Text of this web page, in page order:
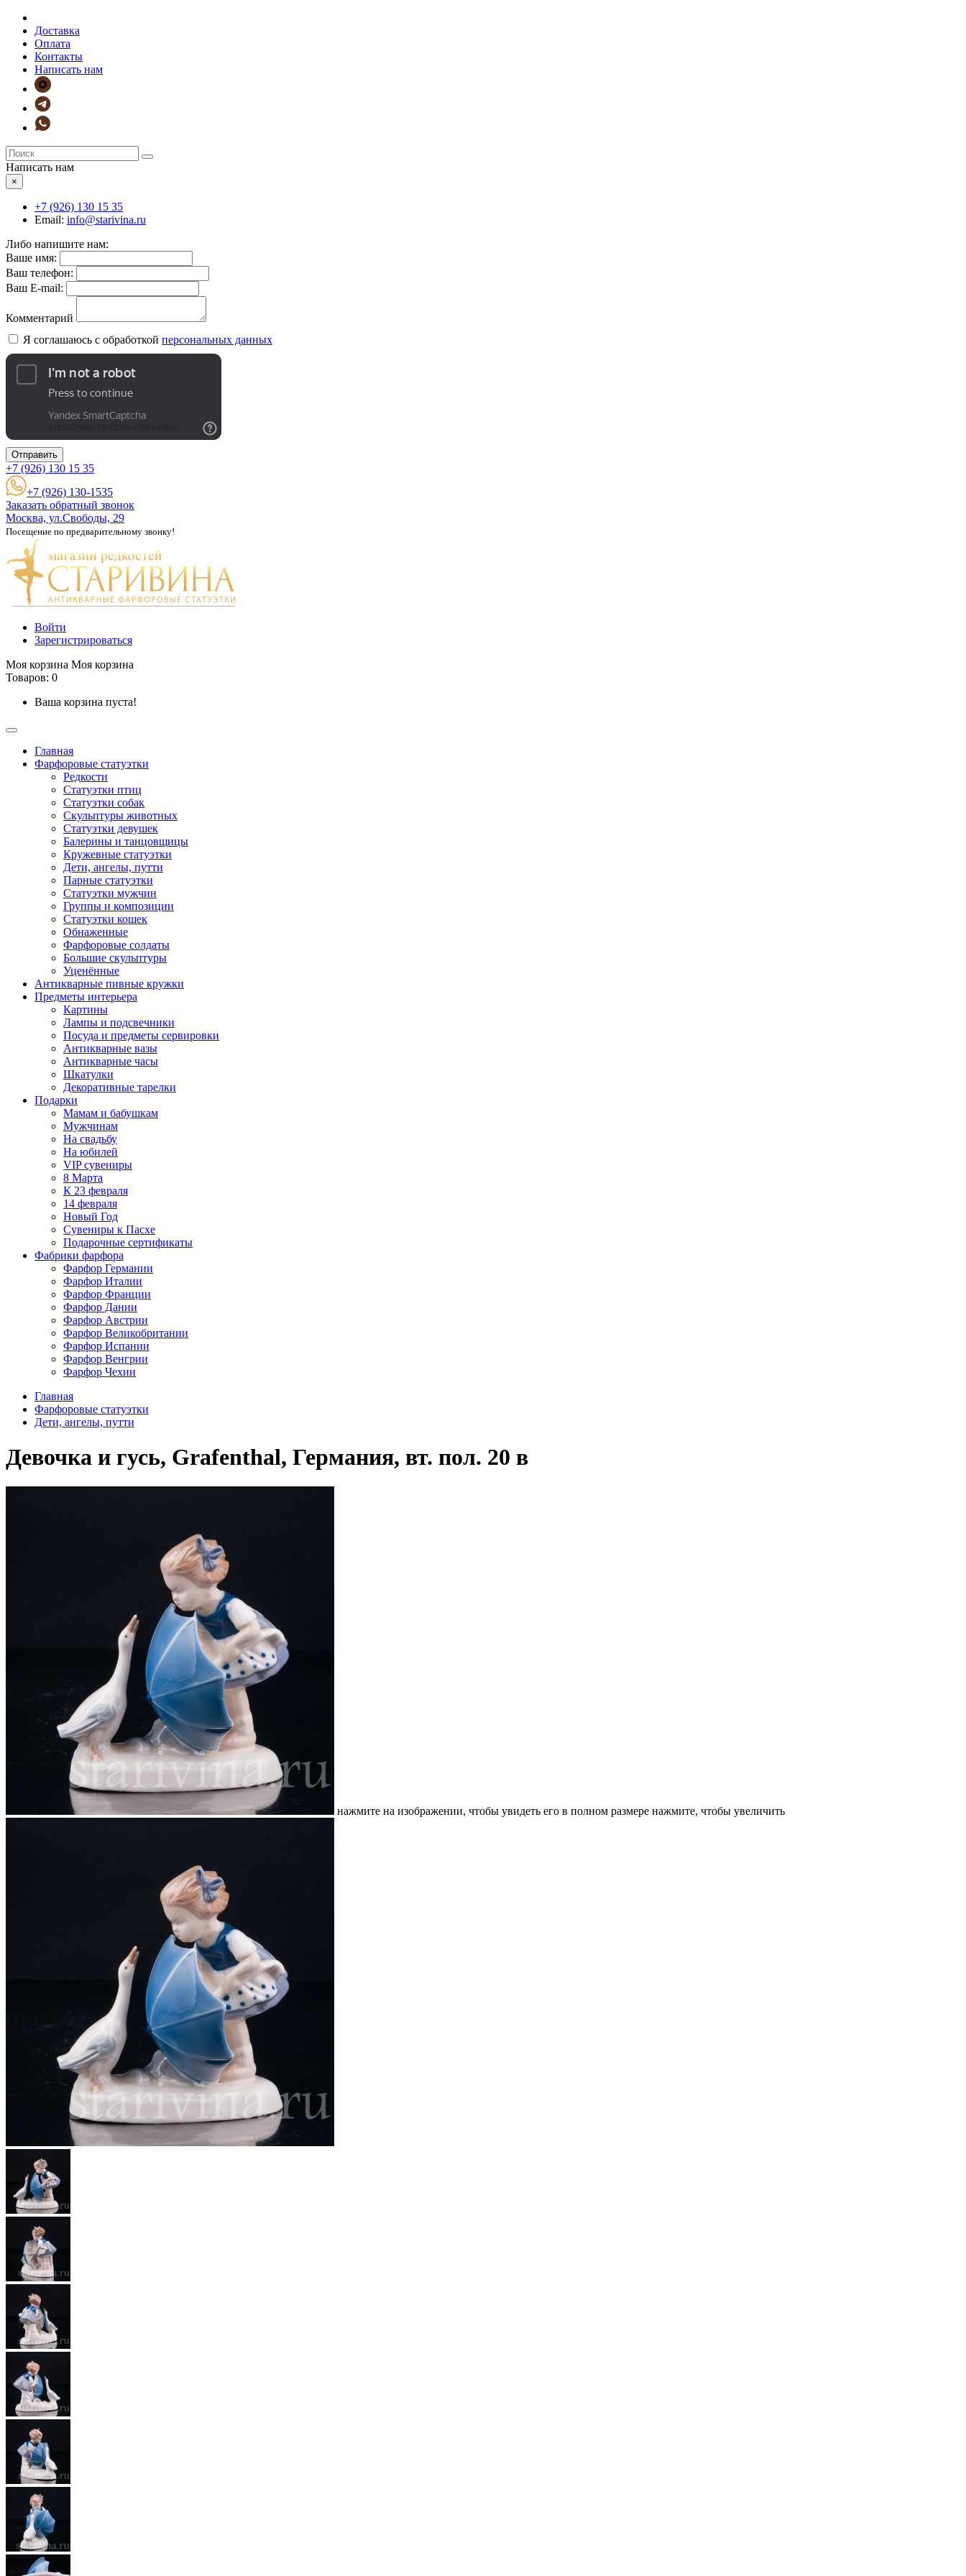
Доставка
Оплата
Контакты
Написать нам
Написать нам
×
+7 (926) 130 15 35
Email: info@starivina.ru
Либо напишите нам:
Ваше имя:
Ваш телефон:
Ваш E-mail:
Комментарий
Я соглашаюсь с обработкой персональных данных
Отправить
+7 (926) 130 15 35
+7 (926) 130-1535
Заказать обратный звонок
Москва, ул.Свободы, 29
Посещение по предварительному звонку!
Войти
Зарегистрироваться
Моя корзина Моя корзина
Товаров: 0
Ваша корзина пуста!
Главная
Фарфоровые статуэтки
Редкости
Cтатуэтки птиц
Cтатуэтки собак
Скульптуры животных
Статуэтки девушек
Балерины и танцовщицы
Кружевные статуэтки
Дети, ангелы, путти
Парные статуэтки
Статуэтки мужчин
Группы и композиции
Статуэтки кошек
Обнаженные
Фарфоровые солдаты
Большие скульптуры
Уценённые
Антикварные пивные кружки
Предметы интерьера
Картины
Лампы и подсвечники
Посуда и предметы сервировки
Антикварные вазы
Антикварные часы
Шкатулки
Декоративные тарелки
Подарки
Мамам и бабушкам
Мужчинам
На свадьбу
На юбилей
VIP сувениры
8 Марта
К 23 февраля
14 февраля
Новый Год
Сувениры к Пасхе
Подарочные сертификаты
Фабрики фарфора
Фарфор Германии
Фарфор Италии
Фарфор Франции
Фарфор Дании
Фарфор Австрии
Фарфор Великобритании
Фарфор Испании
Фарфор Венгрии
Фарфор Чехии
Главная
Фарфоровые статуэтки
Дети, ангелы, путти
Девочка и гусь, Grafenthal, Германия, вт. пол. 20 в
нажмите на изображении, чтобы увидеть его в полном размере нажмите, чтобы увеличить